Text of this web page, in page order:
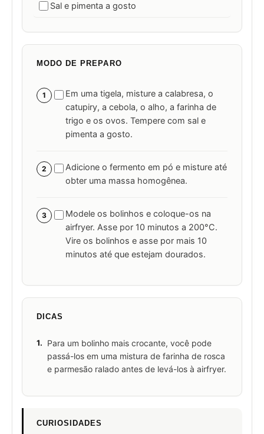
Sal e pimenta a gosto
MODO DE PREPARO
1
Em uma tigela, misture a calabresa, o
catupiry, a cebola, o alho, a farinha de
trigo e os ovos. Tempere com sal e
pimenta a gosto.
2
Adicione o fermento em pó e misture até
obter uma massa homogênea.
3
Modele os bolinhos e coloque-os na
airfryer. Asse por 10 minutos a 200°C.
Vire os bolinhos e asse por mais 10
minutos até que estejam dourados.
DICAS
1.
Para um bolinho mais crocante, você pode
passá-los em uma mistura de farinha de rosca
e parmesão ralado antes de levá-los à airfryer.
CURIOSIDADES